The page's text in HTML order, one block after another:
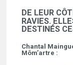
DE LEUR
RAVIES.
DESTINÉS
Chantal
Môm’artre :